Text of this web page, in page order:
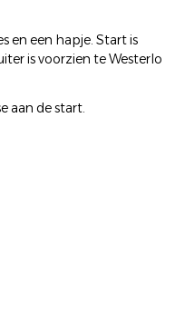
en een hapje. Start is
is voorzien te Westerlo
aan de start.